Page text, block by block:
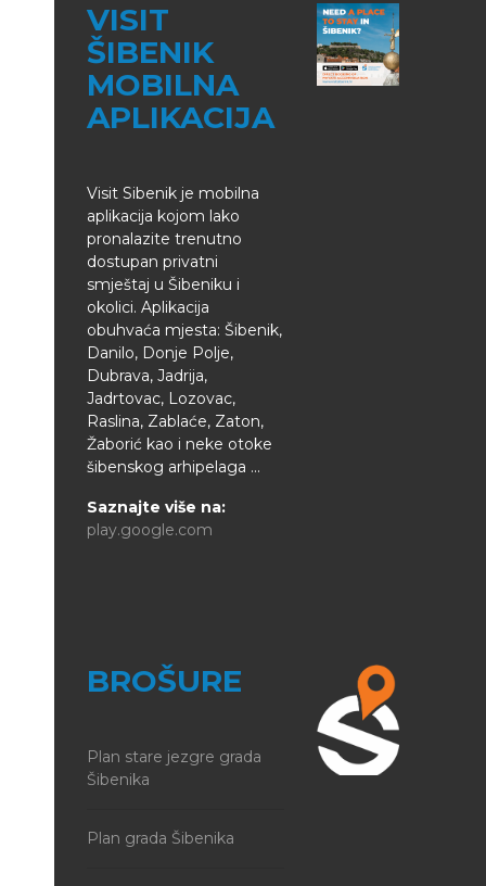
VISIT
ŠIBENIK
MOBILNA
APLIKACIJA
Visit Sibenik je mobilna
aplikacija kojom lako
pronalazite trenutno
dostupan privatni
smještaj u Šibeniku i
okolici. Aplikacija
obuhvaća mjesta: Šibenik,
Danilo, Donje Polje,
Dubrava, Jadrija,
Jadrtovac, Lozovac,
Raslina, Zablaće, Zaton,
Žaborić kao i neke otoke
šibenskog arhipelaga ...
Saznajte više na:
play.google.com
BROŠURE
Plan stare jezgre grada
Šibenika
Plan grada Šibenika